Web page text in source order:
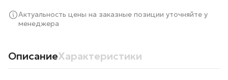
Актуальность цены на заказные позиции уточняйте у
менеджера
ОписаниеХарактеристики